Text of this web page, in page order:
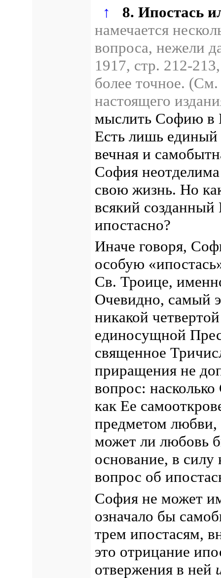
↑ 8. Ипостась
намечается
вопроса, нежели
1917, стр. 212-
более точное.
настоящего
мыслить Софию в
Есть лишь
вечная и
София
свою жизнь. Но
всякий
ипостасно?
Иначе говоря,
особую
Св. Троице,
Очевидно, самый
никакой
единосущной
священное
приращения не
вопрос:
как Ее
предметом
может ли любовь
основание, в силу
вопрос об
София не может
означало бы
трем ипостасям,
это отрицание
отвержения в ней